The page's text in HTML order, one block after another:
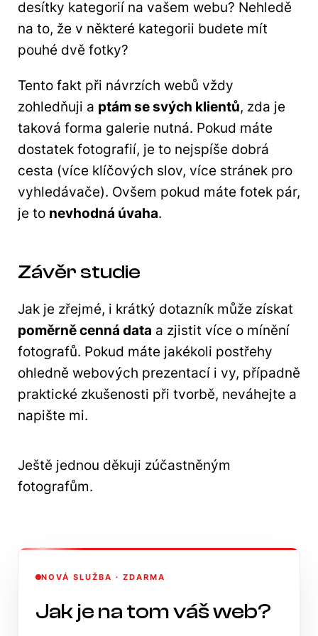
desítky kategorií na vašem webu? Nehledě
na to, že v některé kategorii budete mít
pouhé dvě fotky?
Tento fakt při návrzích webů vždy
zohledňuji a ptám se svých klientů, zda je
taková forma galerie nutná. Pokud máte
dostatek fotografií, je to nejspíše dobrá
cesta (více klíčových slov, více stránek pro
vyhledávače). Ovšem pokud máte fotek pár,
je to nevhodná úvaha.
Závěr studie
Jak je zřejmé, i krátký dotazník může získat
poměrně cenná data a zjistit více o mínění
fotografů. Pokud máte jakékoli postřehy
ohledně webových prezentací i vy, případně
praktické zkušenosti při tvorbě, neváhejte a
napište mi.
Ještě jednou děkuji zúčastněným
fotografům.
NOVÁ SLUŽBA · ZDARMA
Jak je na tom váš web?